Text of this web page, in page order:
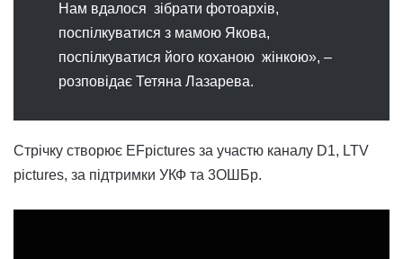
Нам вдалося зібрати фотоархів,
поспілкуватися з мамою Якова,
поспілкуватися його коханою жінкою», –
розповідає Тетяна Лазарева.
Стрічку створює EFpictures за участю каналу D1, LTV
pictures, за підтримки УКФ та 3ОШБр.